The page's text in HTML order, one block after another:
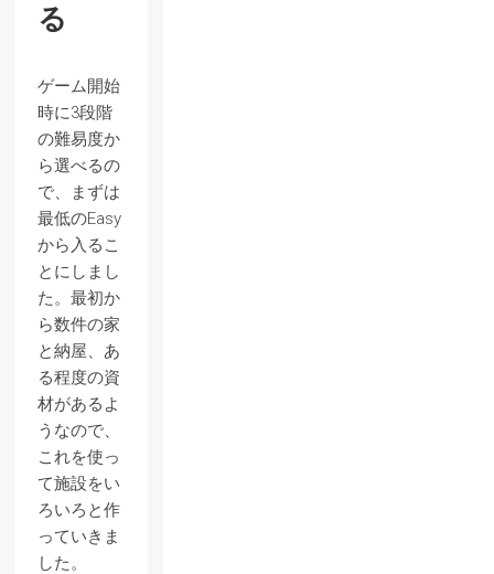
る
ゲーム開始
時に3段階
の難易度か
ら選べるの
で、まずは
最低のEasy
から入るこ
とにしまし
た。最初か
ら数件の家
と納屋、あ
る程度の資
材があるよ
うなので、
これを使っ
て施設をい
ろいろと作
っていきま
した。